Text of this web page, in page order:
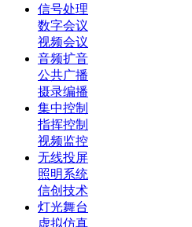
信号处理
数字会议
视频会议
音频扩音
公共广播
摄录编播
集中控制
指挥控制
视频监控
无线投屏
照明系统
信创技术
灯光舞台
虚拟仿真